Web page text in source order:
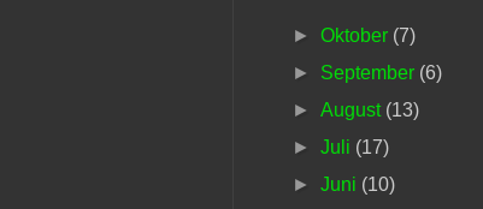
►Oktober (7)
► September (6)
►August (13)
►Juli (17)
►Juni (10)